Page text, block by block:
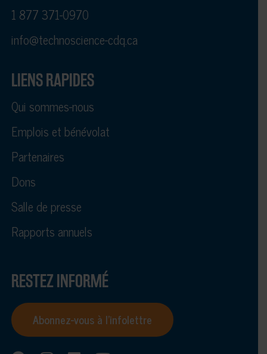
1 877 371-0970
info@technoscience-cdq.ca
LIENS RAPIDES
Qui sommes-nous
Emplois et bénévolat
Partenaires
Dons
Salle de presse
Rapports annuels
RESTEZ INFORMÉ
Abonnez-vous à l’infolettre